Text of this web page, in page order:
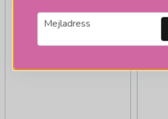
email
Mejladress